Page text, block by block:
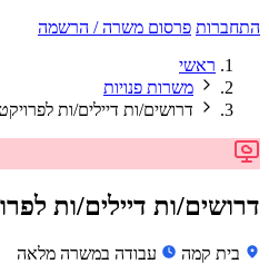
התחברות פרסום משרה / הרשמה
ראשי
משרות פנויות
דרושים/ות דיילים/ות
דרושים/ות דיילים/ות
בית קמה עבודה במשרה מלאה